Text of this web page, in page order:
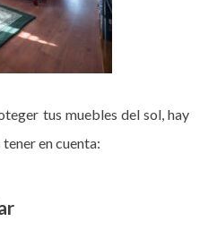
tus muebles del sol, hay
en cuenta: